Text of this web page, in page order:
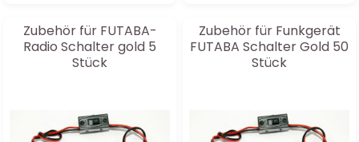
Zubehör für FUTABA-
Radio Schalter gold 5
Stück
Zubehör für Funkgerät
FUTABA Schalter Gold 50
Stück